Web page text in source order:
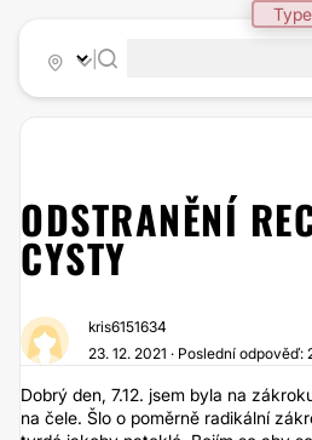
ODSTRANĚNÍ
CYSTY
kris6151634
23. 12. 2021 · Poslední odpověď:
Dobrý den, 7.12. jsem byla na
na čele. Šlo o poměrně radikální